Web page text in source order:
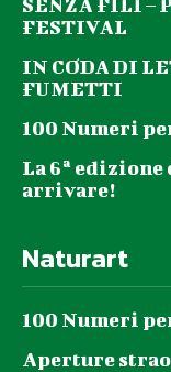
SENZA FILI –
FESTIVAL
IN CODA DI
FUMETTI
100 Numeri
La 6ª
arrivare!
Naturart
100 Numeri
Aperture